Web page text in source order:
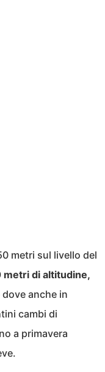
metri sul livello del
metri di altitudine,
dove anche in
cambi di
a primavera